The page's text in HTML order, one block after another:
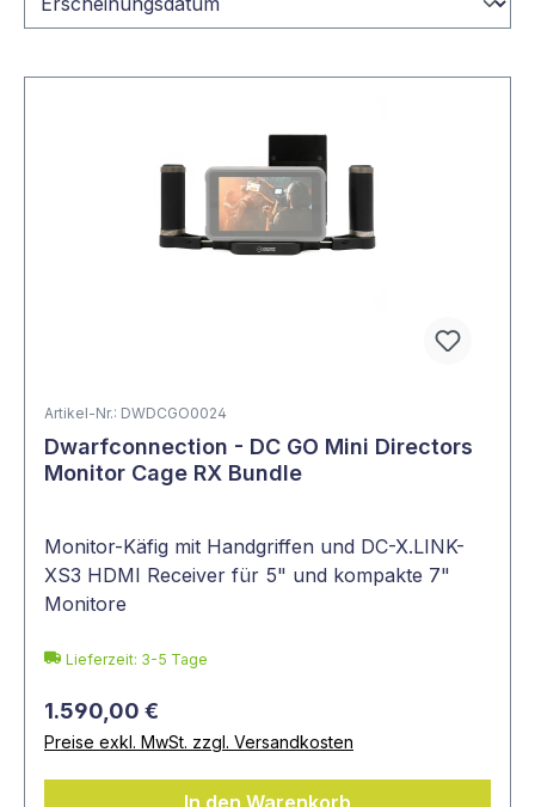
Artikel-Nr.: DWDCGO0024
Dwarfconnection - DC GO Mini Directors
Monitor Cage RX Bundle
Monitor-Käfig mit Handgriffen und DC-X.LINK-
XS3 HDMI Receiver für 5" und kompakte 7"
Monitore
Lieferzeit: 3-5 Tage
1.590,00 €
Preise exkl. MwSt. zzgl. Versandkosten
In den Warenkorb